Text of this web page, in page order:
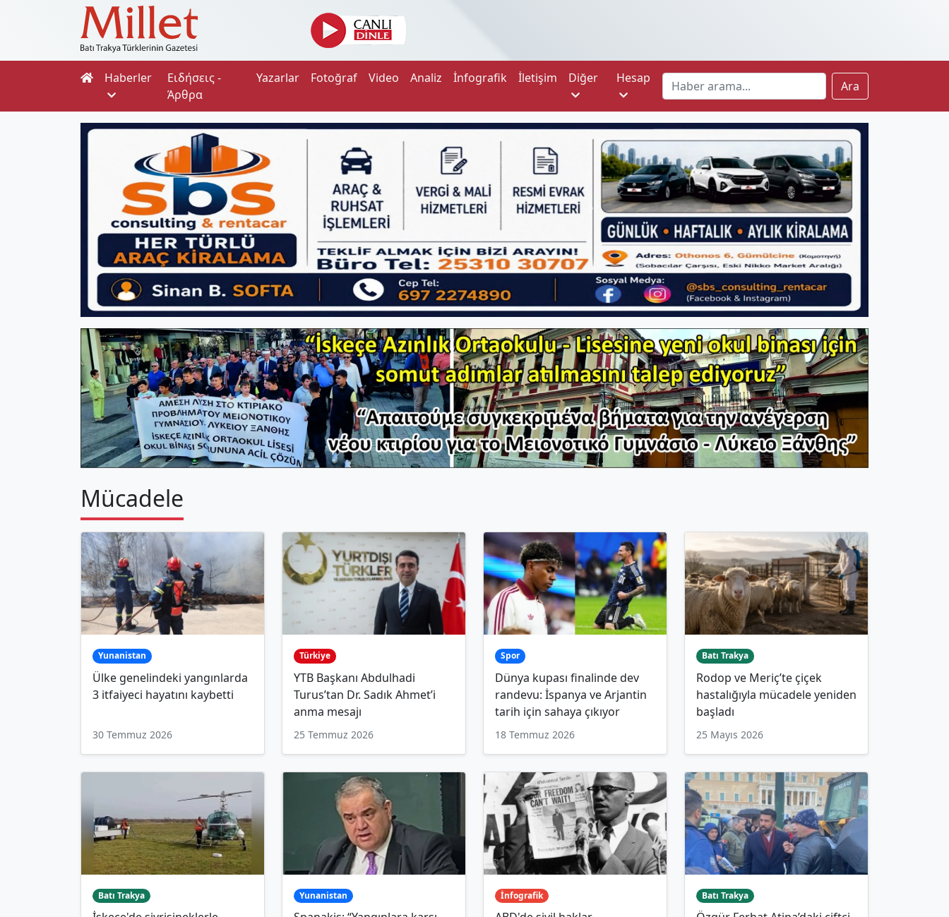
Haberler
Ειδήσεις -
Άρθρα
Yazarlar Fotoğraf Video Analiz İnfografik İletişim Diğer Hesap
Ara
Mücadele
Yunanistan
Ülke genelindeki yangınlarda
3 itfaiyeci hayatını kaybetti
30 Temmuz 2026
Türkiye
YTB Başkanı Abdulhadi
Turus’tan Dr. Sadık Ahmet’i
anma mesajı
25 Temmuz 2026
Spor
Dünya kupası finalinde dev
randevu: İspanya ve Arjantin
tarih için sahaya çıkıyor
18 Temmuz 2026
Batı Trakya
Rodop ve Meriç’te çiçek
hastalığıyla mücadele yeniden
başladı
25 Mayıs 2026
Batı Trakya Yunanistan İnfografik Batı Trakya